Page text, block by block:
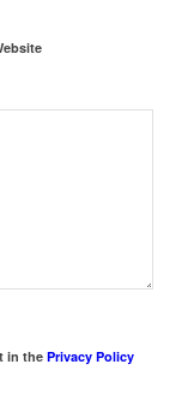
in thePrivacy Policy